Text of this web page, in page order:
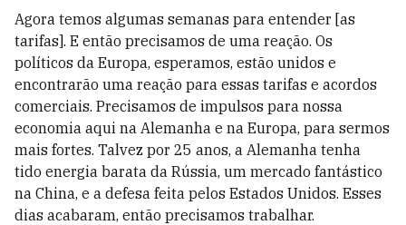
Agora temos algumas semanas para entender [as
tarifas]. E então precisamos de uma reação. Os
políticos da Europa, esperamos, estão unidos e
encontrarão uma reação para essas tarifas e acordos
comerciais. Precisamos de impulsos para nossa
economia aqui na Alemanha e na Europa, para sermos
mais fortes. Talvez por 25 anos, a Alemanha tenha
tido energia barata da Rússia, um mercado fantástico
na China, e a defesa feita pelos Estados Unidos. Esses
dias acabaram, então precisamos trabalhar.